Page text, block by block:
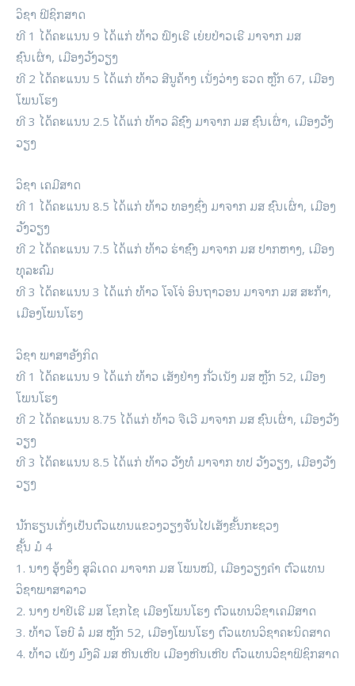
ວິຊາ ຟີຊິກສາດ
ທີ 1 ໄດ້ຄະແນນ 9 ໄດ້ແກ່ ທ້າວ ຟົງເຮີ ເຍ່ຍປ່າວເຮີ ມາຈາກ ມສ
ຊົນເຜົ່າ, ເມືອງວັງວຽງ
ທີ 2 ໄດ້ຄະແນນ 5 ໄດ້ແກ່ ທ້າວ ສີນູຄ້າງ ເນັ່ງວ່າງ ຮວດ ຫຼັກ 67, ເມືອງ
ໂພນໂຮງ
ທີ 3 ໄດ້ຄະແນນ 2.5 ໄດ້ແກ່ ທ້າວ ລີຊົງ ມາຈາກ ມສ ຊົນເຜົ່າ, ເມືອງວັງ
ວຽງ
ວິຊາ ເຄມີສາດ
ທີ 1 ໄດ້ຄະແນນ 8.5 ໄດ້ແກ່ ທ້າວ ທອງຊົ່ງ ມາຈາກ ມສ ຊົນເຜົ່າ, ເມືອງ
ວັງວຽງ
ທີ 2 ໄດ້ຄະແນນ 7.5 ໄດ້ແກ່ ທ້າວ ຮ່າຊົງ ມາຈາກ ມສ ປາກຫາງ, ເມືອງ
ທຸລະຄົມ
ທີ 3 ໄດ້ຄະແນນ 3 ໄດ້ແກ່ ທ້າວ ໂຈໂຈ່ ອິນຖາວອນ ມາຈາກ ມສ ສະກ້າ,
ເມືອງໂພນໂຮງ
ວິຊາ ພາສາອັງກິດ
ທີ 1 ໄດ້ຄະແນນ 9 ໄດ້ແກ່ ທ້າວ ເສັງຢ່າງ ກັ່ວເນັງ ມສ ຫຼັກ 52, ເມືອງ
ໂພນໂຮງ
ທີ 2 ໄດ້ຄະແນນ 8.75 ໄດ້ແກ່ ທ້າວ ຈືເວີ ມາຈາກ ມສ ຊົນເຜົ່າ, ເມືອງວັງ
ວຽງ
ທີ 3 ໄດ້ຄະແນນ 8.5 ໄດ້ແກ່ ທ້າວ ວັງທໍ ມາຈາກ ທປ ວັງວຽງ, ເມືອງວັງ
ວຽງ
ນັກຮຽນເກັ່ງເປັນຕົວແທນແຂວງວຽງຈັນໄປເສັງຂັ້ນກະຊວງ
ຊັ້ນ ມໍ 4
1. ນາງ ອຸ້ງອິ້ງ ສຸລິເດດ ມາຈາກ ມສ ໂພນໝີ, ເມືອງວຽງຄຳ ຕົວແທນ
ວິຊາພາສາລາວ
2. ນາງ ປາຢີເຮີ ມສ ໂຊກໄຊ ເມືອງໂພນໂຮງ ຕົວແທນວິຊາເຄມີສາດ
3. ທ້າວ ໂອບີ ລໍ ມສ ຫຼັກ 52, ເມືອງໂພນໂຮງ ຕົວແທນວິຊາຄະນິດສາດ
4. ທ້າວ ເພັງ ມົງລີ ມສ ຫີນເຫີບ ເມືອງຫີນເຫີບ ຕົວແທນວິຊາຟິຊິກສາດ